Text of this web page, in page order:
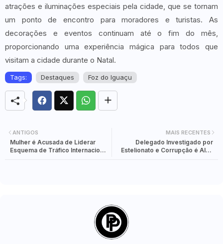
atrações e iluminações especiais pela cidade, que se tornam
um ponto de encontro para moradores e turistas. As
decorações e eventos continuam até o fim do mês,
proporcionando uma experiência mágica para todos que
visitam a cidade durante o Natal.
Tags: Destaques Foz do Iguaçu
MAIS RECENTES
Delegado Investigado por
Estelionato e Corrupção é Alvo
ANTIGOS
Mulher é Acusada de Liderar
Esquema de Tráfico Internacional